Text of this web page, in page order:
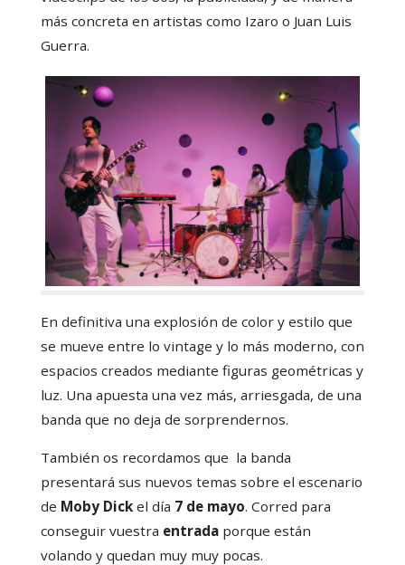
más concreta en artistas como Izaro o Juan Luis
Guerra.
En definitiva una explosión de color y estilo que
se mueve entre lo vintage y lo más moderno, con
espacios creados mediante figuras geométricas y
luz. Una apuesta una vez más, arriesgada, de una
banda que no deja de sorprendernos.
También os recordamos que la banda
presentará sus nuevos temas sobre el escenario
de Moby Dickel día 7 de mayo. Corred para
conseguir vuestra entradaporque están
volando y quedan muy muy pocas.